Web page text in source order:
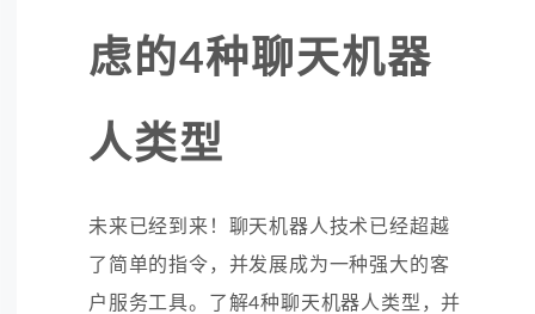
虑的4种聊天机器
人类型
未来已经到来！聊天机器人技术已经超越
了简单的指令，并发展成为一种强大的客
户服务工具。了解4种聊天机器人类型，并